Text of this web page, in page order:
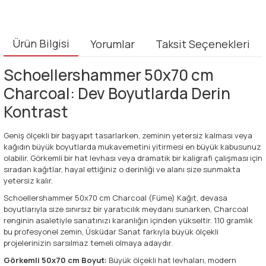
Ürün Bilgisi Yorumlar Taksit Seçenekleri
Schoellershammer 50x70 cm
Charcoal: Dev Boyutlarda Derin
Kontrast
Geniş ölçekli bir başyapıt tasarlarken, zeminin yetersiz kalması veya
kağıdın büyük boyutlarda mukavemetini yitirmesi en büyük kabusunuz
olabilir. Görkemli bir hat levhası veya dramatik bir kaligrafi çalışması için
sıradan kağıtlar, hayal ettiğiniz o derinliği ve alanı size sunmakta
yetersiz kalır.
Schoellershammer 50x70 cm Charcoal (Füme) Kağıt, devasa
boyutlarıyla size sınırsız bir yaratıcılık meydanı sunarken, Charcoal
renginin asaletiyle sanatınızı karanlığın içinden yükseltir. 110 gramlık
bu profesyonel zemin, Üsküdar Sanat farkıyla büyük ölçekli
projelerinizin sarsılmaz temeli olmaya adaydır.
Görkemli 50x70 cm Boyut: Büyük ölçekli hat levhaları, modern